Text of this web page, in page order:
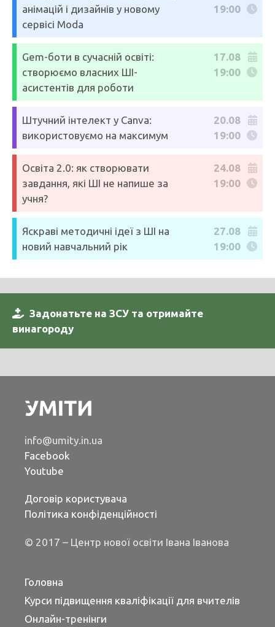
анімацій і дизайнів у новому
сервісі Moda
19:00
Gem-боти в сучасній освіті:
створюємо власних ШІ-
асистентів для роботи
17.08
19:00
Штучний інтелект у Canva:
використовуємо на максимум
20.08
19:00
Освіта 2.0: як створювати
завдання, які ШІ не напише за
учня?
24.08
19:00
Яскраві методичні ідеї з ШІ на
новий навчальний рік
27.08
19:00
Задонатьте на ЗСУ та отримайте
винагороду
info@umity.in.ua
Facebook
Youtube
Договір користувача
Політика конфіденційності
© 2017 – Центр нової освіти Івана Іванова
Головна
Курси підвищення кваліфікації для вчителів
Онлайн-тренінги